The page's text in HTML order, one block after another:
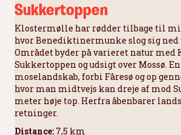
Sukkertoppen
Klostermølle har rødder tilbage til
hvor Benediktinermunke slog sig ned
Området byder på varieret natur med
Sukkertoppen og udsigt over Mossø.
moselandskab, forbi Fåresø og op
hvor man midtvejs kan dreje af mod
meter høje top. Herfra åbenbarer
retninger.
Distance: 7,5 km